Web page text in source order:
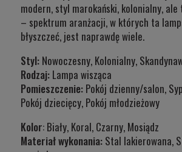
modern, styl marokański, kolonialny, ale
– spektrum aranżacji, w których ta
błyszczeć, jest naprawdę wiele.
Styl: Nowoczesny, Kolonialny,
Rodzaj: Lampa wisząca
Pomieszczenie: Pokój dzienny/salon,
Pokój dziecięcy, Pokój młodzieżowy
Kolor: Biały, Koral, Czarny, Mosiądz
Materiał wykonania: Stal lakierowana,